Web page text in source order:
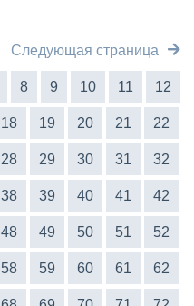
Следующая страница
8 9 10 11 12
18 19 20 21 22
28 29 30 31 32
38 39 40 41 42
48 49 50 51 52
58 59 60 61 62